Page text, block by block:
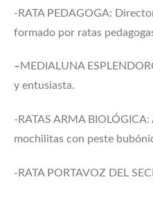
-RATA PEDAGOGA:
formado por ratas
– MEDIALUNA
y entusiasta.
-RATAS ARMA
mochilitas con peste
-RATA PORTAVOZ DEL